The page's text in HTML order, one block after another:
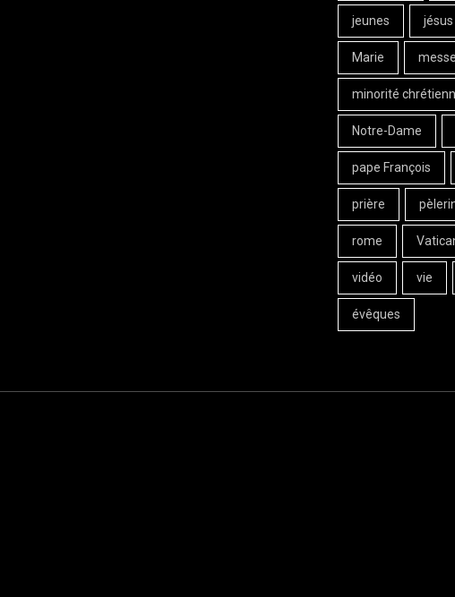
jeunes jésus
Marie messe
minorité
Notre-Dame
pape François
prière
rome
vidéo vie
évêques